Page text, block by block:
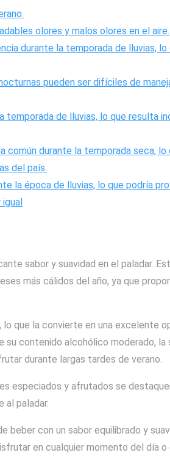
olores y malos olores en el aire.
durante la temporada de lluvias, lo
pueden ser difíciles de
de lluvias, lo que resulta
común durante la temporada seca, lo
del país.
la época de lluvias, lo que podría
igual
sabor y suavidad en el paladar.
más cálidos del año, ya que
que la convierte en una excelente
contenido alcohólico moderado, la
durante largas tardes de verano.
especiados y afrutados se
al paladar.
beber con un sabor equilibrado y
en cualquier momento del día o